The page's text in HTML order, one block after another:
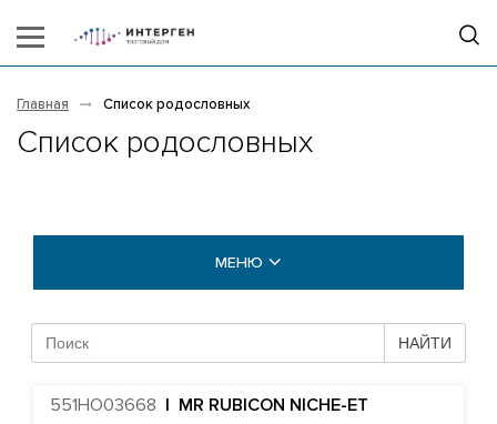
Главная Список родословных
Список родословных
МЕНЮ
НАЙТИ
551HO03668 | MR RUBICON NICHE-ET